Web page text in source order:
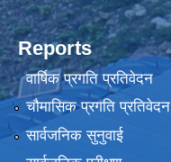
Reports
वार्षिक प्रगति प्रतिवेदन
चौमासिक प्रगति प्रतिवेदन
सार्वजनिक सुनुवाई